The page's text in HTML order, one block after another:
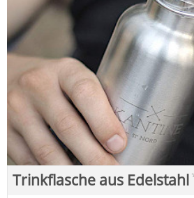
Trinkflasche aus Edelstahl